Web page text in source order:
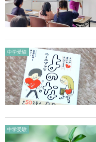
中学受験
中学受験